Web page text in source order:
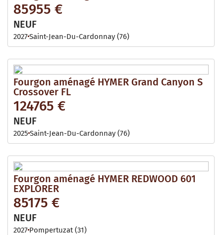
85955 €
NEUF
2027Saint-Jean-Du-Cardonnay (76)
Fourgon aménagé HYMER Grand Canyon S
Crossover FL
124765 €
NEUF
2025 Saint-Jean-Du-Cardonnay (76)
Fourgon aménagé HYMER REDWOOD 601
EXPLORER
85175 €
NEUF
2027 Pompertuzat (31)